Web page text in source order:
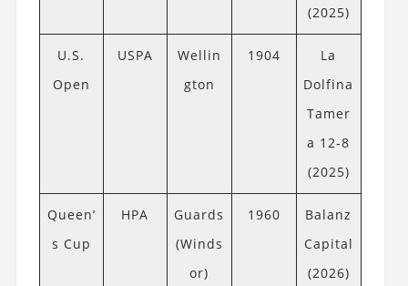
(2025)
U.S.
Open
USPA
Wellin
gton
1904
La
Dolfina
Tamer
a 12-8
(2025)
Queen’
s Cup
HPA
Guards
(Winds
or)
1960
Balanz
Capital
(2026)